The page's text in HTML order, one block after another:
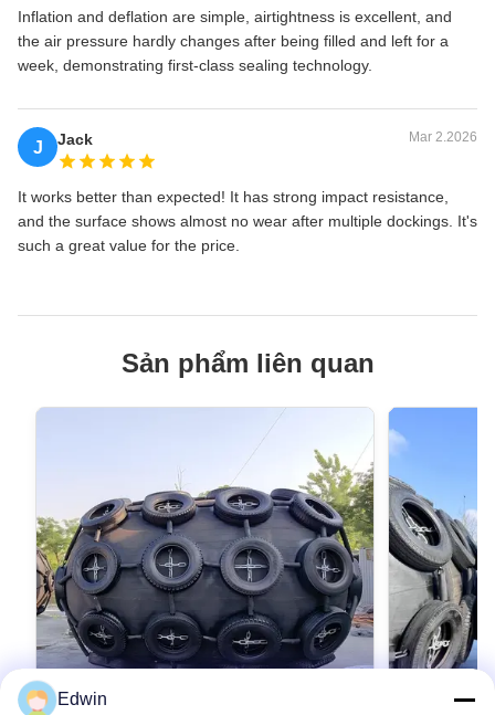
Inflation and deflation are simple, airtightness is excellent, and
the air pressure hardly changes after being filled and left for a
week, demonstrating first-class sealing technology.
J Jack Mar 2.2026
It works better than expected! It has strong impact resistance,
and the surface shows almost no wear after multiple dockings. It's
such a great value for the price.
Sản phẩm liên quan
Edwin